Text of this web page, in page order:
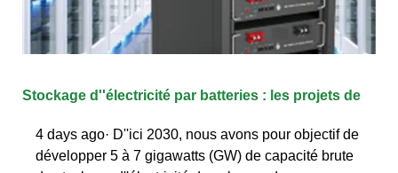
Stockage d''électricité par batteries : les projets de
4 days ago· D''ici 2030, nous avons pour objectif de
développer 5 à 7 gigawatts (GW) de capacité brute